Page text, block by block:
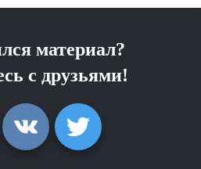
материал?
с друзьями!